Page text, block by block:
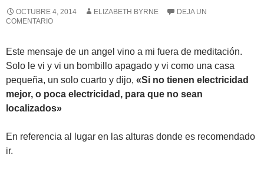
OCTUBRE 4, 2014 ELIZABETH BYRNE
DEJA UN
COMENTARIO
Este mensaje de un angel vino a mi fuera de meditación.
Solo le vi y vi un bombillo apagado y vi como una casa
pequeña, un solo cuarto y dijo, «Si no tienen electricidad
mejor, o poca electricidad, para que no sean
localizados»
En referencia al lugar en las alturas donde es recomendado
ir.